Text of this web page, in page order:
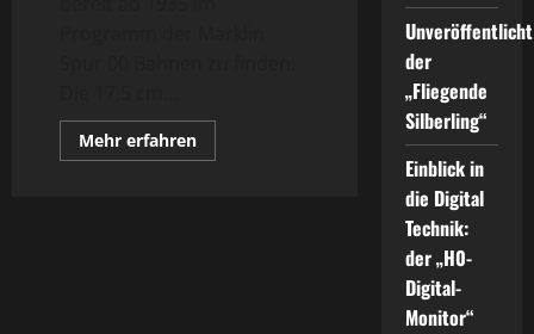
Mehr erfahrenMehr
Informationen
der
„Fliegende
Silberling“
Einblick in
die Digital
Technik:
der „H0-
Digital-
Monitor“